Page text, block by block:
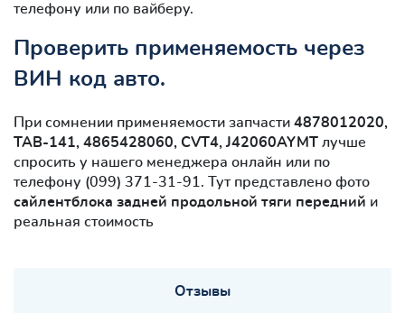
телефону или по вайберу.
Проверить применяемость через
ВИН код авто.
При сомнении применяемости запчасти 4878012020,
TAB-141, 4865428060, CVT4, J42060AYMT лучше
спросить у нашего менеджера онлайн или по
телефону (099) 371-31-91. Тут представлено фото
сайлентблокa задней продольной тяги передний и
реальная стоимость
Отзывы